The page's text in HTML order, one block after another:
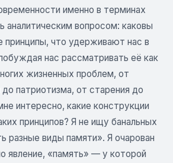
именно в терминах
аналитическим вопросом: каковы
что удерживают нас в
нас рассматривать её как
жизненных проблем, от
патриотизма, от старения до
интересно, какие конструкции
принципов? Я не ищу банальных
разные виды памяти». Я очарован
явление, «память» — у которой